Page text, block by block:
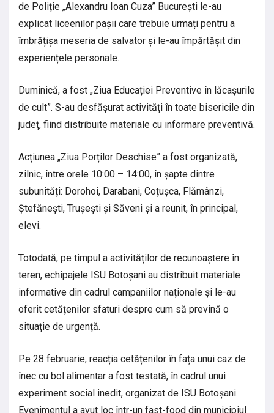
de Poliție „Alexandru Ioan Cuza” București le-au
explicat liceenilor pașii care trebuie urmați pentru a
îmbrățișa meseria de salvator și le-au împărtășit din
experiențele personale.
Duminică, a fost „Ziua Educației Preventive în lăcașurile
de cult”. S-au desfășurat activități în toate bisericile din
județ, fiind distribuite materiale cu informare preventivă.
Acțiunea „Ziua Porților Deschise” a fost organizată,
zilnic, între orele 10:00 – 14:00, în șapte dintre
subunități: Dorohoi, Darabani, Coțușca, Flămânzi,
Ștefănești, Trușești și Săveni și a reunit, în principal,
elevi.
Totodată, pe timpul a activităților de recunoaștere în
teren, echipajele ISU Botoșani au distribuit materiale
informative din cadrul campaniilor naționale și le-au
oferit cetățenilor sfaturi despre cum să prevină o
situație de urgență.
Pe 28 februarie, reacția cetățenilor în fața unui caz de
înec cu bol alimentar a fost testată, în cadrul unui
experiment social inedit, organizat de ISU Botoșani.
Evenimentul a avut loc într-un fast-food din municipiul